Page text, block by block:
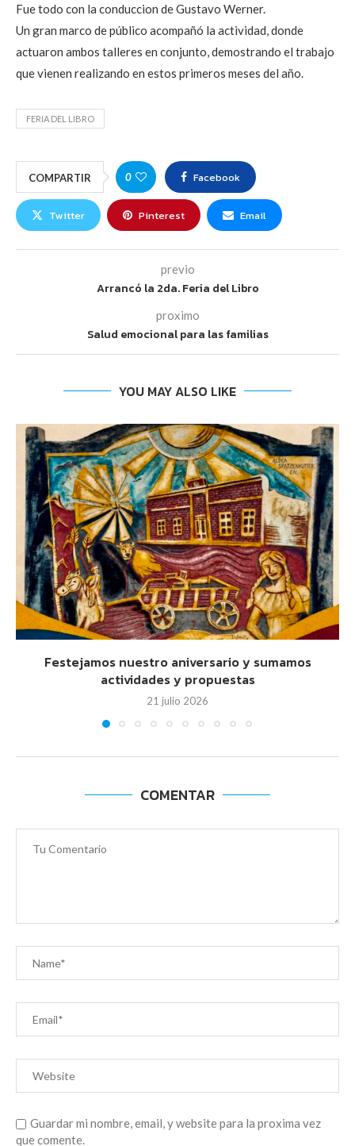
Fue todo con la conduccion de Gustavo Werner.
Un gran marco de público acompañó la actividad, donde
actuaron ambos talleres en conjunto, demostrando el trabajo
que vienen realizando en estos primeros meses del año.
FERIA DEL LIBRO
COMPARTIR 0 Facebook
Twitter Pinterest Email
previo
Arrancó la 2da. Feria del Libro
proximo
Salud emocional para las familias
YOU MAY ALSO LIKE
Festejamos nuestro aniversario y sumamos
actividades y propuestas
21 julio 2026
COMENTAR
Guardar mi nombre, email, y website para la proxima vez
que comente.